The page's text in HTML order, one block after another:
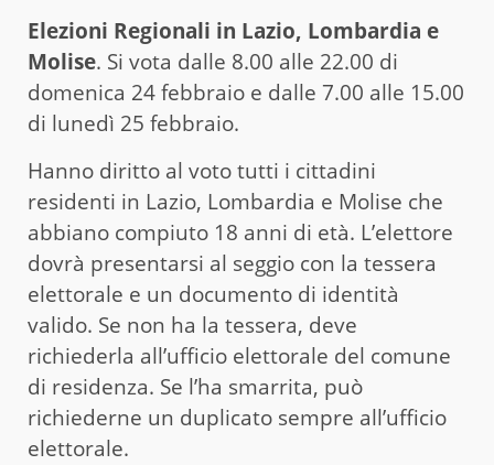
Elezioni Regionali in Lazio, Lombardia e
Molise. Si vota dalle 8.00 alle 22.00 di
domenica 24 febbraio e dalle 7.00 alle 15.00
di lunedì 25 febbraio.
Hanno diritto al voto tutti i cittadini
residenti in Lazio, Lombardia e Molise che
abbiano compiuto 18 anni di età. L’elettore
dovrà presentarsi al seggio con la tessera
elettorale e un documento di identità
valido. Se non ha la tessera, deve
richiederla all’ufficio elettorale del comune
di residenza. Se l’ha smarrita, può
richiederne un duplicato sempre all’ufficio
elettorale.